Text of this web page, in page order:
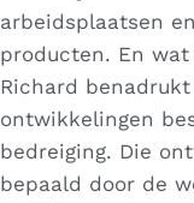
arbeidsplaatsen
producten. En
Richard
ontwikkelingen
bedreiging. Die
bepaald door de